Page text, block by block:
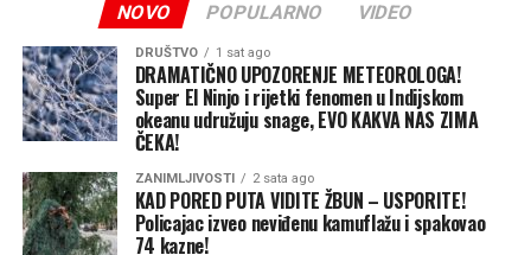
Poljoprivreda čini čak 60 odsto ukupnog robnog izvoza
Ukrajine, pa ovi ruski napadi stižu u najgorem mogućem
trenutku – baš kada se poljoprivrednici spremaju za
žetvu. Ako ova blokada potraje, Rusija bi mogla da
presiječe ključni izvor deviznih prihoda Ukrajine i ojača
svoju pregovaračku poziciju u svijetu tako što će nanijeti
udarac velikim uvoznicima žita u Africi i Aziji, piše Tajm.
Kijev, s druge strane, pokušava da umanji razmjere štete.
NOVO POPULARNO VIDEO
DRUŠTVO 1 sat ago
DRAMATIČNO UPOZORENJE METEOROLOGA!
Super El Ninjo i rijetki fenomen u Indijskom
okeanu udružuju snage, EVO KAKVA NAS ZIMA
ČEKA!
ZANIMLJIVOSTI 2 sata ago
KAD PORED PUTA VIDITE ŽBUN – USPORITE!
Policajac izveo neviđenu kamuflažu i spakovao
74 kazne!